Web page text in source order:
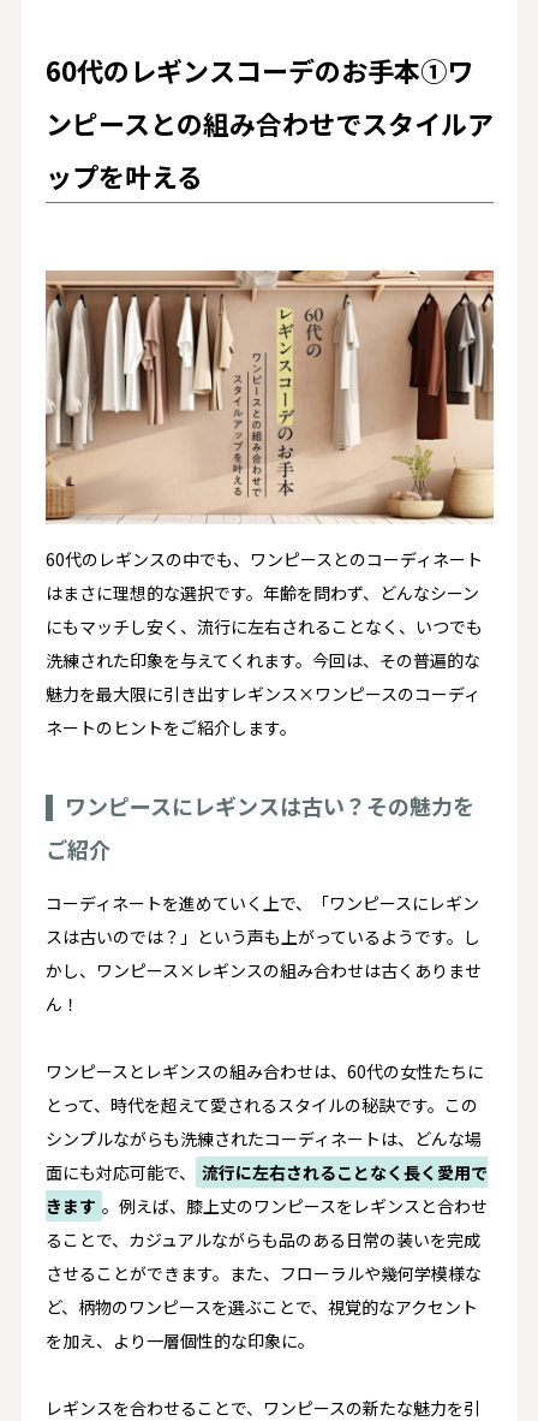
60代のレギンスコーデのお手本①ワ
ンピースとの組み合わせでスタイルア
ップを叶える
60代のレギンスの中でも、ワンピースとのコーディネート
はまさに理想的な選択です。年齢を問わず、どんなシーン
にもマッチし安く、流行に左右されることなく、いつでも
洗練された印象を与えてくれます。今回は、その普遍的な
魅力を最大限に引き出すレギンス×ワンピースのコーディ
ネートのヒントをご紹介します。
ワンピースにレギンスは古い？その魅力を
ご紹介
コーディネートを進めていく上で、「ワンピースにレギン
スは古いのでは？」という声も上がっているようです。し
かし、ワンピース×レギンスの組み合わせは古くありませ
ん！
ワンピースとレギンスの組み合わせは、60代の女性たちに
とって、時代を超えて愛されるスタイルの秘訣です。この
シンプルながらも洗練されたコーディネートは、どんな場
面にも対応可能で、
流行に左右されることなく長く愛用で
きます 。例えば、膝上丈のワンピースをレギンスと合わせ
ることで、カジュアルながらも品のある日常の装いを完成
させることができます。また、フローラルや幾何学模様な
ど、柄物のワンピースを選ぶことで、視覚的なアクセント
を加え、より一層個性的な印象に。
レギンスを合わせることで、ワンピースの新たな魅力を引